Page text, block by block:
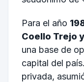
Para el año
Coello Trejo
una base de
capital del
privada,